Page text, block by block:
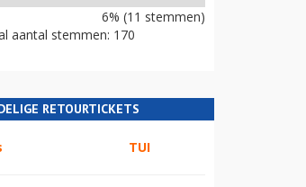
6% (11 stemmen)
aantal stemmen: 170
RETOURTICKETS
TUI